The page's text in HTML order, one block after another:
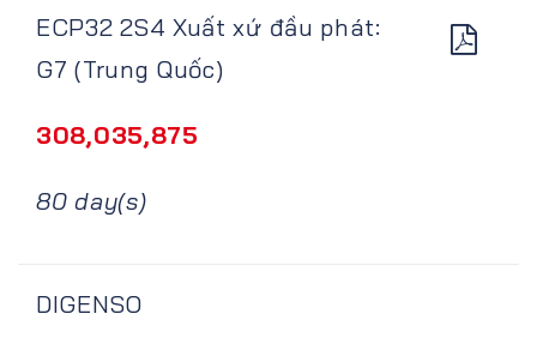
ECP32 2S4 Xuất xứ đầu phát:
G7 (Trung Quốc)
308,035,875
80 day(s)
DIGENSO